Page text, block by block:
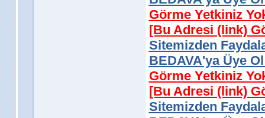
Görme Yetkiniz
[Bu Adresi (link)
Sitemizden
BEDAVA'ya Üye
Görme Yetkiniz
[Bu Adresi (link)
Sitemizden